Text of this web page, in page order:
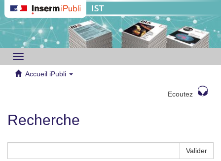
Toggle
navigation
Accueil iPubli
Ecoutez
Recherche
Valider